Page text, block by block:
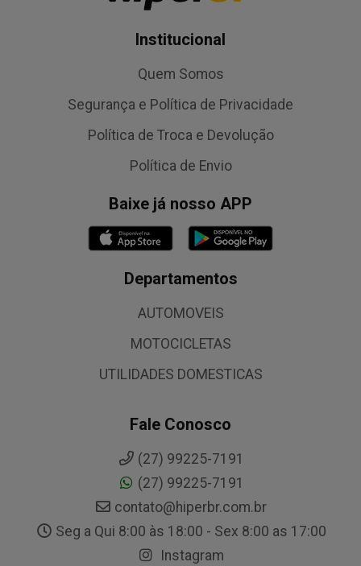
Institucional
Quem Somos
Segurança e Política de Privacidade
Política de Troca e Devolução
Política de Envio
Baixe já nosso APP
Departamentos
AUTOMOVEIS
MOTOCICLETAS
UTILIDADES DOMESTICAS
Fale Conosco
(27) 99225-7191
(27) 99225-7191
contato@hiperbr.com.br
Seg a Qui 8:00 às 18:00 - Sex 8:00 as 17:00
Instagram